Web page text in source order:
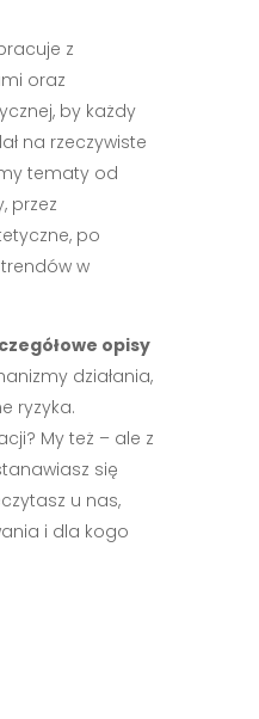
z
oraz
by każdy
na rzeczywiste
tematy od
przez
po
w
opisy
działania,
ryzyka.
My też – ale z
się
u nas,
i dla kogo